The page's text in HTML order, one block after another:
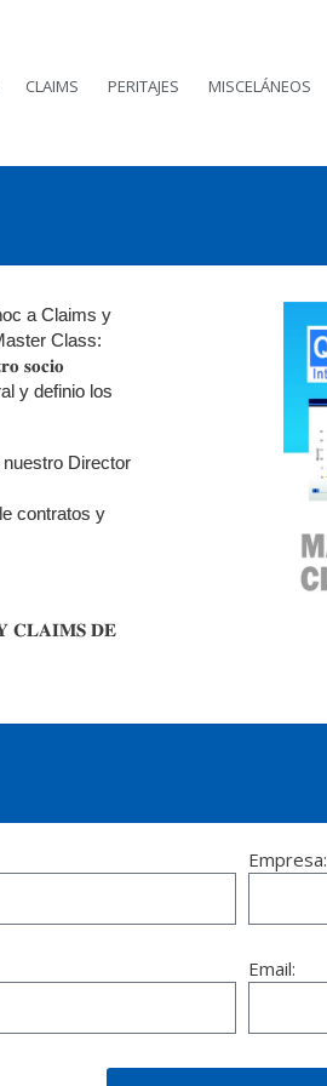
CLAIMS PERITAJES MISCELÁNEOS
a Claims y
Class:
𝐬𝐨𝐜𝐢𝐨
y definio los
Director
contratos y
𝐘 𝐂𝐋𝐀𝐈𝐌𝐒 𝐃𝐄
Empresa:
Email: